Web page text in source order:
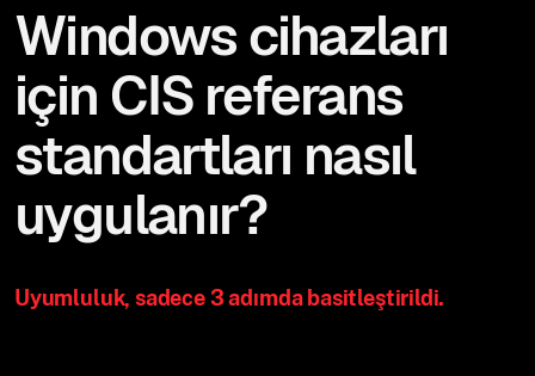
Windows cihazları
için CIS referans
standartları nasıl
uygulanır?
Uyumluluk, sadece 3 adımda basitleştirildi.